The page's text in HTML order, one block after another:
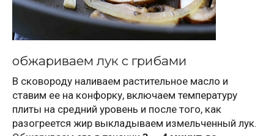
обжариваем лук с грибами
В сковороду наливаем растительное масло и
ставим ее на конфорку, включаем температуру
плиты на средний уровень и после того, как
разогреется жир выкладываем измельченный лук.